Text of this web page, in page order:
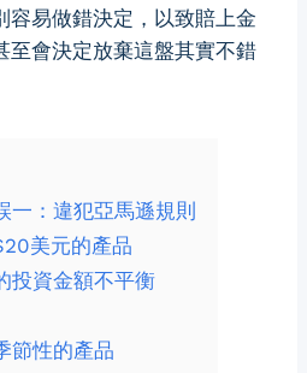
容易做錯決定，以致賠上金
至會決定放棄這盤其實不錯
一：違犯亞馬遜規則
美元的產品
投資金額不平衡
節性的產品